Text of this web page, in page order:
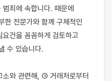
죄에 속합니다. 때문에
한 전문가와 함께 구체적인
건을 꼼꼼하게 검토하고
수 있습니다.
소와 관련해, ① 거래처로부터